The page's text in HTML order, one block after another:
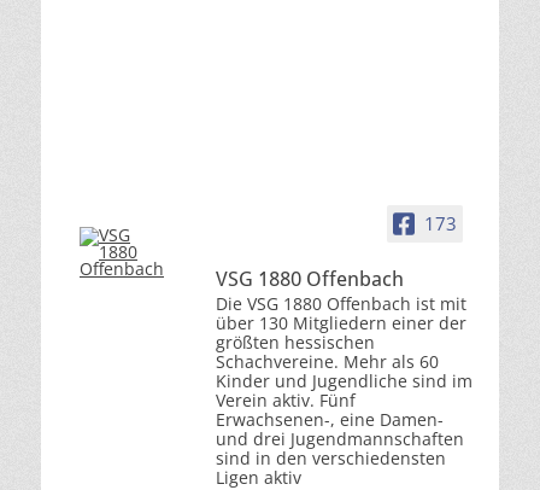
173
VSG 1880 Offenbach
Die VSG 1880 Offenbach ist mit
über 130 Mitgliedern einer der
größten hessischen
Schachvereine. Mehr als 60
Kinder und Jugendliche sind im
Verein aktiv. Fünf
Erwachsenen-, eine Damen-
und drei Jugendmannschaften
sind in den verschiedensten
Ligen aktiv